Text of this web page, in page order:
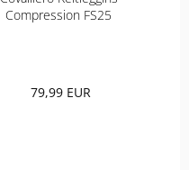
Compression FS25
79,99 EUR